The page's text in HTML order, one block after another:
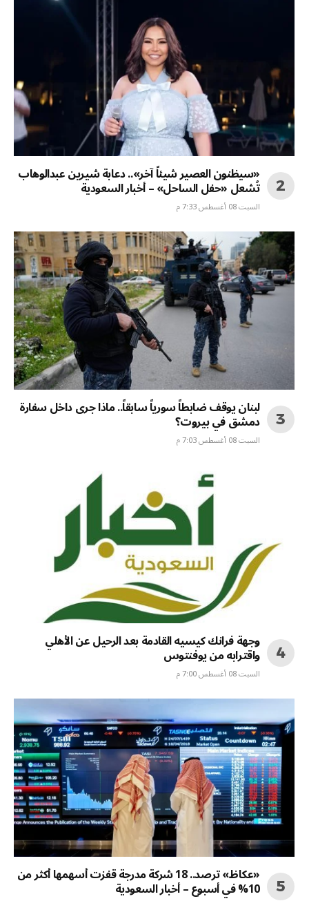
«سيظنون العصير شيئاً آخر».. دعابة شيرين عبدالوهاب
تُشعل «حفل الساحل» – أخبار السعودية
السبت 08 أغسطس 7:33 م
لبنان يوقف ضابطاً سورياً سابقاً.. ماذا جرى داخل سفارة
دمشق في بيروت؟
السبت 08 أغسطس 7:03 م
وجهة فرانك كيسيه القادمة بعد الرحيل عن الأهلي
واقترابه من يوفنتوس
السبت 08 أغسطس 7:00 م
«عكاظ» ترصد.. 18 شركة مدرجة قفزت أسهمها أكثر من
10% في أسبوع – أخبار السعودية